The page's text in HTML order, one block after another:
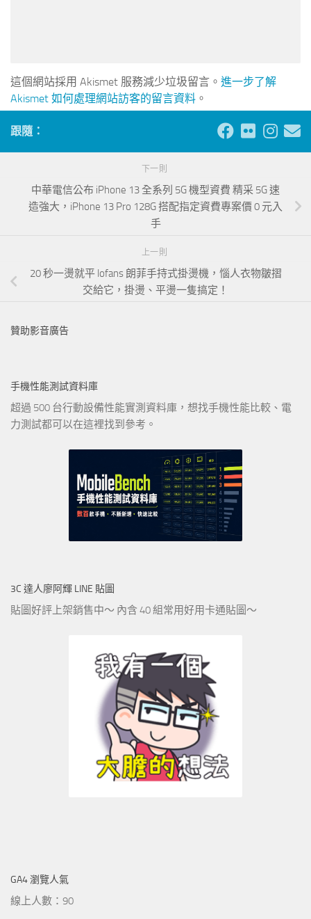
這個網站採用 Akismet 服務減少垃圾留言。 進一步了解
Akismet 如何處理網站訪客的留言資料 。
跟隨：
下一則
中華電信公布 iPhone 13 全系列 5G 機型資費 精采 5G 速
造強大，iPhone 13 Pro 128G 搭配指定資費專案價 0 元入
手
上一則
20 秒一燙就平 lofans 朗菲手持式掛燙機，惱人衣物皺摺
交給它，掛燙、平燙一隻搞定！
贊助影音廣告
手機性能測試資料庫
超過 500 台行動設備性能實測資料庫，想找手機性能比較、電
力測試都可以在這裡找到參考。
3C 達人廖阿輝 LINE 貼圖
貼圖好評上架銷售中～ 內含 40 組常用好用卡通貼圖～
GA4 瀏覽人氣
線上人數：90